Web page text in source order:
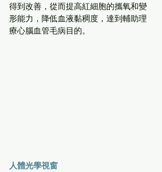
得到改善，從而提高紅細胞的攜氧和變
形能力，降低血液黏稠度，達到輔助理
療心腦血管毛病目的。
人體光學視窗